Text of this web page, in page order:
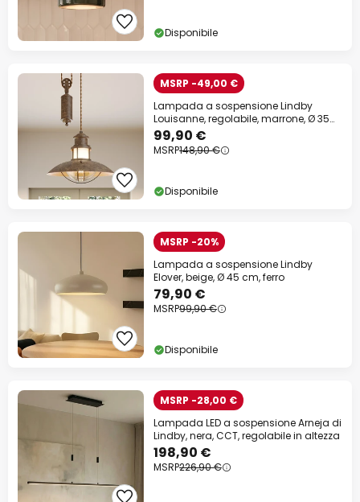
Disponibile
MSRP -49,00 €
Lampada a sospensione Lindby
Louisanne, regolabile, marrone, Ø 35
cm
99,90 €
MSRP148,90 €
Disponibile
MSRP -20%
Lampada a sospensione Lindby
Elover, beige, Ø 45 cm, ferro
79,90 €
MSRP99,90 €
Disponibile
MSRP -28,00 €
Lampada LED a sospensione Arneja di
Lindby, nera, CCT, regolabile in altezza
198,90 €
MSRP226,90 €